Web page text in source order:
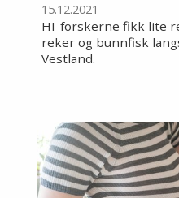
15.12.2021
HI-forskerne fikk lite
reker og bunnfisk
Vestland.